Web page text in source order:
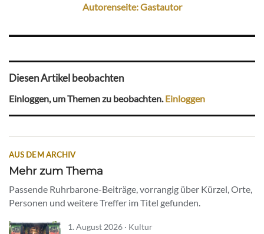
Autorenseite: Gastautor
Diesen Artikel beobachten
Einloggen, um Themen zu beobachten.Einloggen
AUS DEM ARCHIV
Mehr zum Thema
Passende Ruhrbarone-Beiträge, vorrangig über Kürzel, Orte,
Personen und weitere Treffer im Titel gefunden.
1. August 2026 · Kultur